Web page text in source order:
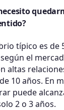
típico es de
el
altas
10 años. En
puede
2 o 3 años.